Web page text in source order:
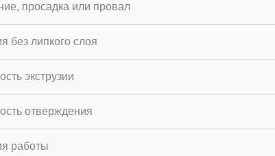
просадка или провал
без липкого слоя
экструзии
отверждения
работы